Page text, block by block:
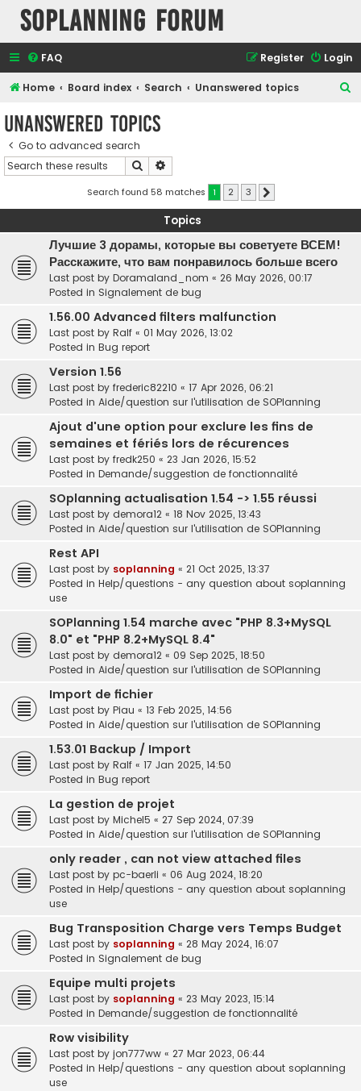
SOPlanning Forum
FAQ Login
Register
Home Board index Search Unanswered topics
Unanswered topics
Go to advanced search
Search
Search found 58 matches 1 2 3
Topics
Лучшие 3 дорамы, которые вы советуете ВСЕМ!
Расскажите, что вам понравилось больше всего
Last post by Doramaland_nom « 26 May 2026, 00:17
Posted in Signalement de bug
1.56.00 Advanced filters malfunction
Last post by Ralf « 01 May 2026, 13:02
Posted in Bug report
Version 1.56
Last post by frederic82210 « 17 Apr 2026, 06:21
Posted in Aide/question sur l'utilisation de SOPlanning
Ajout d'une option pour exclure les fins de
semaines et fériés lors de récurences
Last post by fredk250 « 23 Jan 2026, 15:52
Posted in Demande/suggestion de fonctionnalité
SOplanning actualisation 1.54 -> 1.55 réussi
Last post by demora12 « 18 Nov 2025, 13:43
Posted in Aide/question sur l'utilisation de SOPlanning
Rest API
Last post by soplanning « 21 Oct 2025, 13:37
Posted in Help/questions - any question about soplanning
use
SOPlanning 1.54 marche avec "PHP 8.3+MySQL
8.0" et "PHP 8.2+MySQL 8.4"
Last post by demora12 « 09 Sep 2025, 18:50
Posted in Aide/question sur l'utilisation de SOPlanning
Import de fichier
Last post by Piau « 13 Feb 2025, 14:56
Posted in Aide/question sur l'utilisation de SOPlanning
1.53.01 Backup / Import
Last post by Ralf « 17 Jan 2025, 14:50
Posted in Bug report
La gestion de projet
Last post by Michel5 « 27 Sep 2024, 07:39
Posted in Aide/question sur l'utilisation de SOPlanning
only reader , can not view attached files
Last post by pc-baerli « 06 Aug 2024, 18:20
Posted in Help/questions - any question about soplanning
use
Bug Transposition Charge vers Temps Budget
Last post by soplanning « 28 May 2024, 16:07
Posted in Signalement de bug
Equipe multi projets
Last post by soplanning « 23 May 2023, 15:14
Posted in Demande/suggestion de fonctionnalité
Row visibility
Last post by jon777ww « 27 Mar 2023, 06:44
Posted in Help/questions - any question about soplanning
use